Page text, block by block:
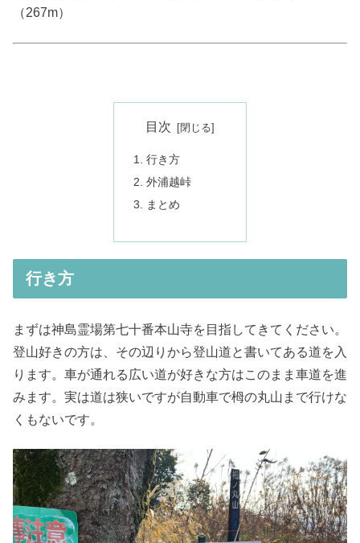
（267m）
目次
行き方
外浦越峠
まとめ
行き方
まずは神島霊場第七十番本山寺を目指してきてください。
登山好きの方は、その辺りから登山道と書いてある道を入
ります。車が通れる広い道が好きな方はこのまま車道を進
みます。実は道は狭いですが自動車で栂の丸山まで行けな
くもないです。